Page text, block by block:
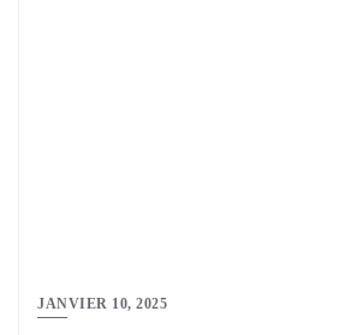
JANVIER 10, 2025